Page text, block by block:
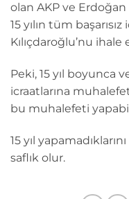
olan AKP ve
15 yılın tüm başarısız
Kılıçdaroğlu’nu ihale
Peki, 15 yıl boyunca
icraatlarına
bu muhalefeti
15 yıl
saflık olur.